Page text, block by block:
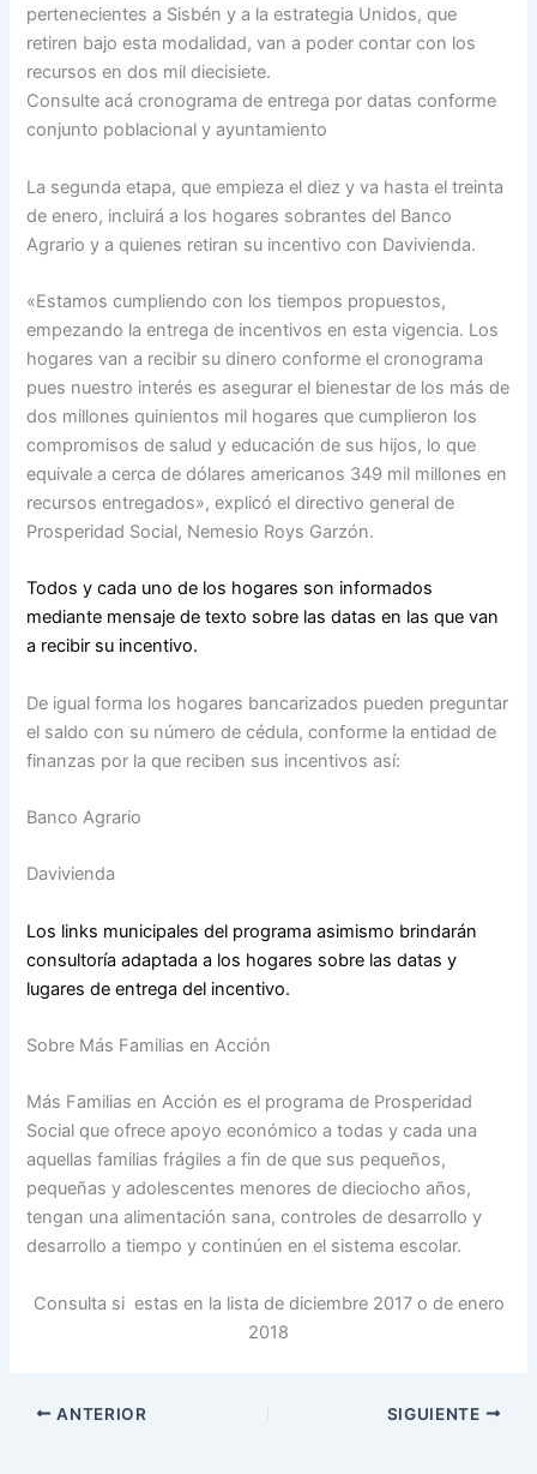
pertenecientes a Sisbén y a la estrategia Unidos, que
retiren bajo esta modalidad, van a poder contar con los
recursos en dos mil diecisiete.
Consulte acá cronograma de entrega por datas conforme
conjunto poblacional y ayuntamiento
La segunda etapa, que empieza el diez y va hasta el treinta
de enero, incluirá a los hogares sobrantes del Banco
Agrario y a quienes retiran su incentivo con Davivienda.
«Estamos cumpliendo con los tiempos propuestos,
empezando la entrega de incentivos en esta vigencia. Los
hogares van a recibir su dinero conforme el cronograma
pues nuestro interés es asegurar el bienestar de los más de
dos millones quinientos mil hogares que cumplieron los
compromisos de salud y educación de sus hijos, lo que
equivale a cerca de dólares americanos 349 mil millones en
recursos entregados», explicó el directivo general de
Prosperidad Social, Nemesio Roys Garzón.
Todos y cada uno de los hogares son informados
mediante mensaje de texto sobre las datas en las que van
a recibir su incentivo.
De igual forma los hogares bancarizados pueden preguntar
el saldo con su número de cédula, conforme la entidad de
finanzas por la que reciben sus incentivos así:
Banco Agrario
Davivienda
Los links municipales del programa asimismo brindarán
consultoría adaptada a los hogares sobre las datas y
lugares de entrega del incentivo.
Sobre Más Familias en Acción
Más Familias en Acción es el programa de Prosperidad
Social que ofrece apoyo económico a todas y cada una
aquellas familias frágiles a fin de que sus pequeños,
pequeñas y adolescentes menores de dieciocho años,
tengan una alimentación sana, controles de desarrollo y
desarrollo a tiempo y continúen en el sistema escolar.
Consulta si estas en la lista de diciembre 2017 o de enero
2018
ANTERIOR SIGUIENTE